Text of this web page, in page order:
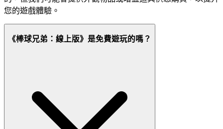
您的遊戲體驗。
《棒球兄弟：線上版》是免費遊玩的嗎？